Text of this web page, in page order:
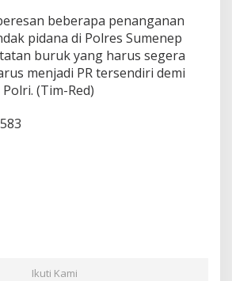
beberapa penanganan
pidana di Polres Sumenep
buruk yang harus segera
menjadi PR tersendiri demi
(Tim-Red)
Ikuti Kami